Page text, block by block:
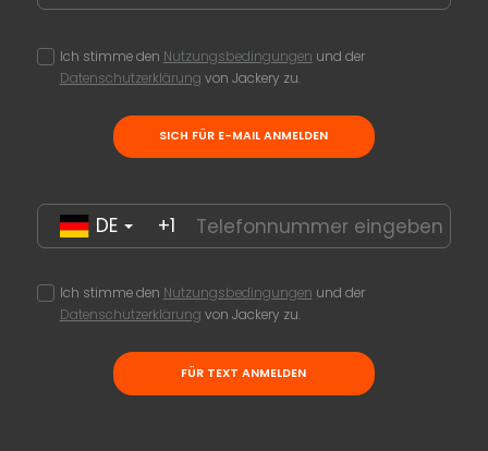
Ich stimme den Nutzungsbedingungen und der
Datenschutzerklärung von Jackery zu.
SICH FÜR E-MAIL ANMELDEN
DE +1
Ich stimme den Nutzungsbedingungen und der
Datenschutzerklärung von Jackery zu.
FÜR TEXT ANMELDEN